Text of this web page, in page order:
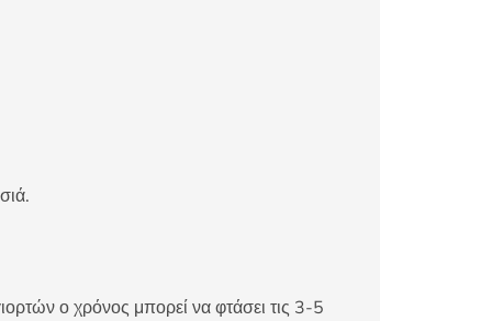
ο χρόνος μπορεί να φτάσει τις 3-5